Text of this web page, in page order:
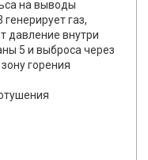
на выводы
газ,
давление внутри
5 и выброса через
горения